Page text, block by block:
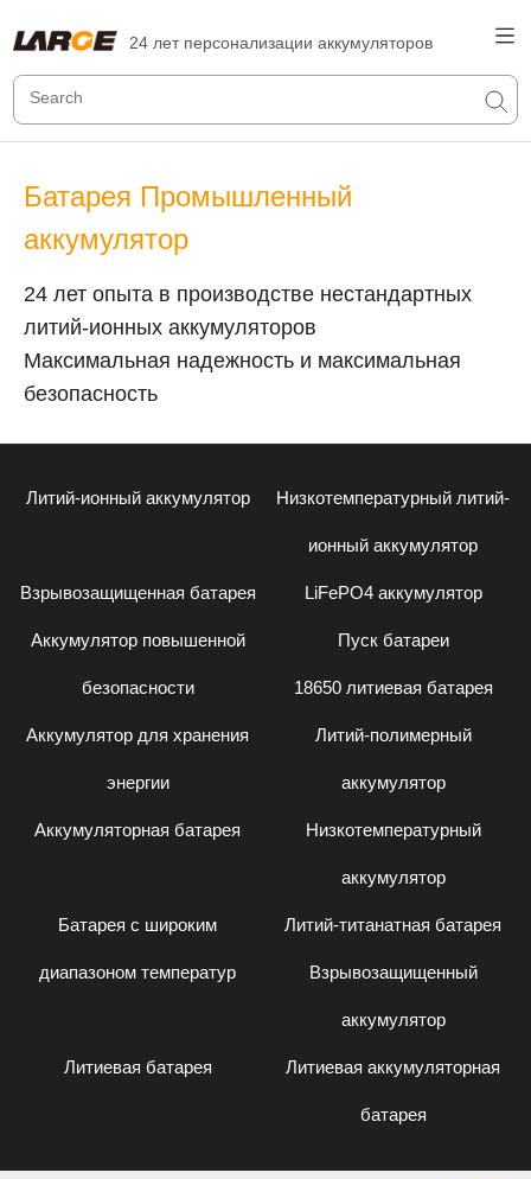
24 лет персонализации аккумуляторов
Батарея Промышленный
аккумулятор
24 лет опыта в производстве нестандартных
литий-ионных аккумуляторов
Максимальная надежность и максимальная
безопасность
Литий-ионный аккумулятор Низкотемпературный литий-
ионный аккумулятор
Взрывозащищенная батарея LiFePO4 аккумулятор
Аккумулятор повышенной
безопасности
Пуск батареи
18650 литиевая батарея
Аккумулятор для хранения
энергии
Литий-полимерный
аккумулятор
Аккумуляторная батарея Низкотемпературный
аккумулятор
Батарея с широким
диапазоном температур
Литий-титанатная батарея
Взрывозащищенный
аккумулятор
Литиевая батарея Литиевая аккумуляторная
батарея